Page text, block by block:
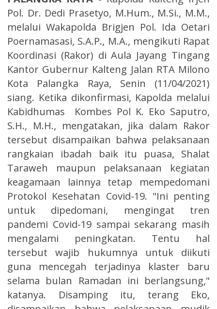
Pol. Dr. Dedi Prasetyo, M.Hum., M.Si., M.M.,
melalui Wakapolda Brigjen Pol. Ida Oetari
Poernamasasi, S.A.P., M.A., mengikuti Rapat
Koordinasi (Rakor) di Aula Jayang Tingang
Kantor Gubernur Kalteng Jalan RTA Milono
Kota Palangka Raya, Senin (11/04/2021)
siang. Ketika dikonfirmasi, Kapolda melalui
Kabidhumas Kombes Pol K. Eko Saputro,
S.H., M.H., mengatakan, jika dalam Rakor
tersebut disampaikan bahwa pelaksanaan
rangkaian ibadah baik itu puasa, Shalat
Taraweh maupun pelaksanaan kegiatan
keagamaan lainnya tetap mempedomani
Protokol Kesehatan Covid-19. "Ini penting
untuk dipedomani, mengingat tren
pandemi Covid-19 sampai sekarang masih
mengalami peningkatan. Tentu hal
tersebut wajib hukumnya untuk diikuti
guna mencegah terjadinya klaster baru
selama bulan Ramadan ini berlangsung,"
katanya. Disamping itu, terang Eko,